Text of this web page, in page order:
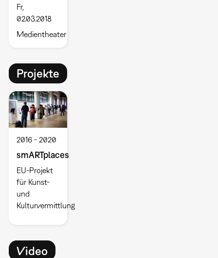
Fr,
02.03.2018
Medientheater
Projekte
2016 2020
smARTplaces
EU-Projekt
für Kunst-
und
Kulturvermittlung
Video